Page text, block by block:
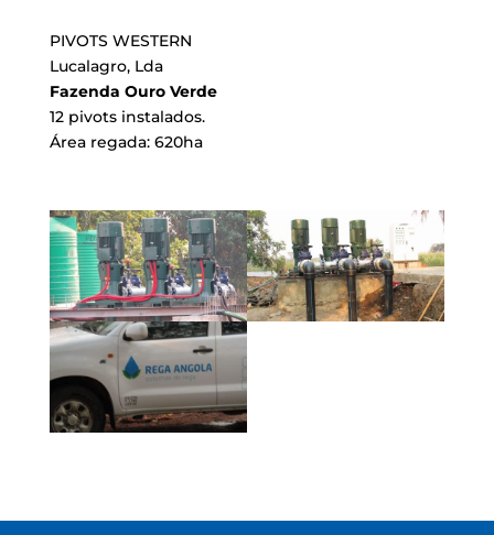
PIVOTS WESTERN
Lucalagro, Lda
Fazenda Ouro Verde
12 pivots instalados.
Área regada: 620ha